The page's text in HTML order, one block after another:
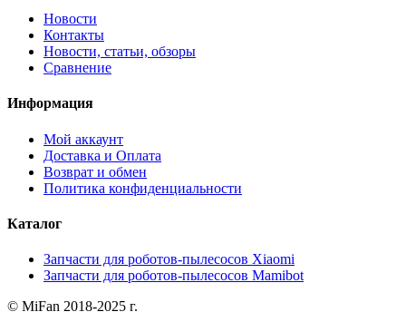
Новости
Контакты
Новости, статьи, обзоры
Сравнение
Информация
Мой аккаунт
Доставка и Оплата
Возврат и обмен
Политика конфиденциальности
Каталог
Запчасти для роботов-пылесосов Xiaomi
Запчасти для роботов-пылесосов Mamibot
© MiFan 2018-2025 г.